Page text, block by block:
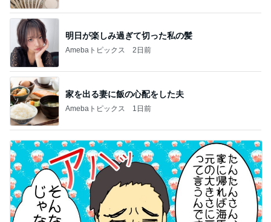
明日が楽しみ過ぎて切った私の髪
Amebaトピックス 2日前
家を出る妻に飯の心配をした夫
Amebaトピックス 1日前